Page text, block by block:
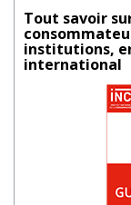
Tout savoir
institutions,
international